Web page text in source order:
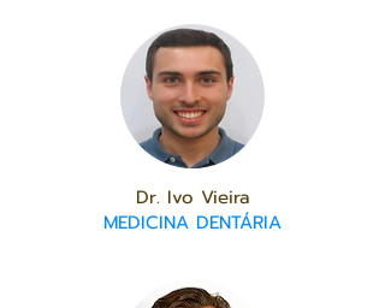
Dr. Ivo Vieira
MEDICINA DENTÁRIA